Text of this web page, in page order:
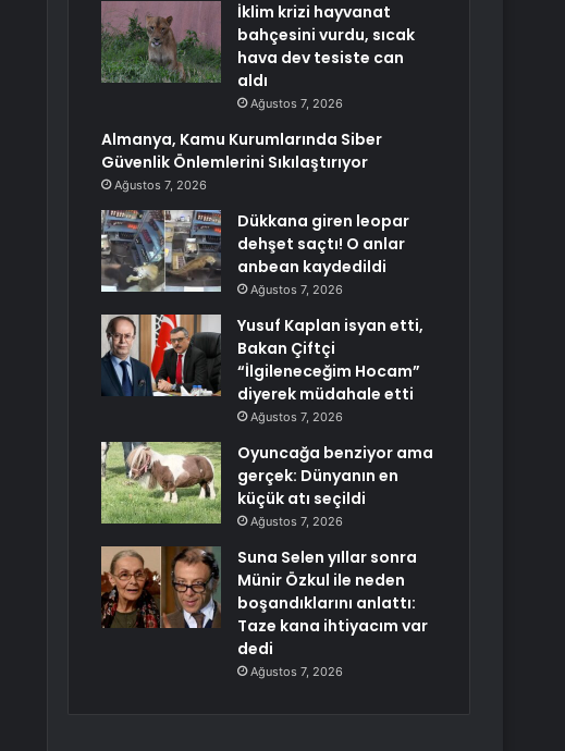
İklim krizi hayvanat
bahçesini vurdu, sıcak
hava dev tesiste can
aldı
Ağustos 7, 2026
Almanya, Kamu Kurumlarında Siber
Güvenlik Önlemlerini Sıkılaştırıyor
Ağustos 7, 2026
Dükkana giren leopar
dehşet saçtı! O anlar
anbean kaydedildi
Ağustos 7, 2026
Yusuf Kaplan isyan etti,
Bakan Çiftçi
“İlgileneceğim Hocam”
diyerek müdahale etti
Ağustos 7, 2026
Oyuncağa benziyor ama
gerçek: Dünyanın en
küçük atı seçildi
Ağustos 7, 2026
Suna Selen yıllar sonra
Münir Özkul ile neden
boşandıklarını anlattı:
Taze kana ihtiyacım var
dedi
Ağustos 7, 2026